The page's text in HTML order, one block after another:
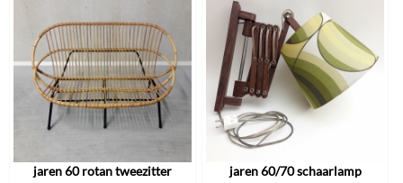
jaren 60 rotan tweezitter jaren 60/70 schaarlamp